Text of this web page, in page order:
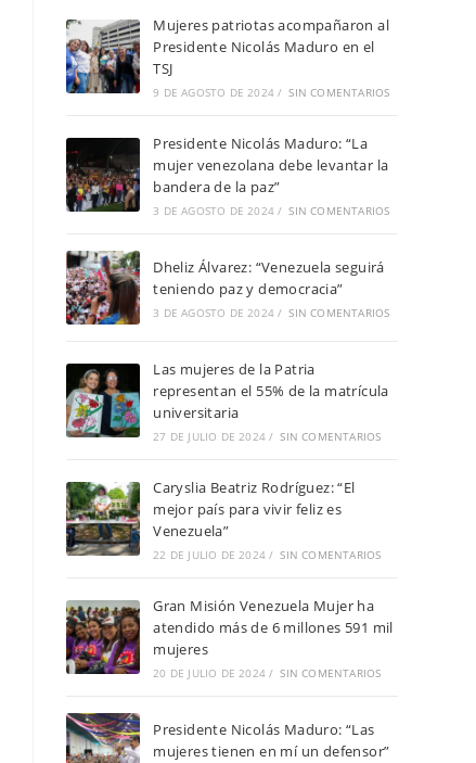
Mujeres patriotas acompañaron al
Presidente Nicolás Maduro en el
TSJ
9 DE AGOSTO DE 2024 / SIN COMENTARIOS
Presidente Nicolás Maduro: “La
mujer venezolana debe levantar la
bandera de la paz”
3 DE AGOSTO DE 2024 / SIN COMENTARIOS
Dheliz Álvarez: “Venezuela seguirá
teniendo paz y democracia”
3 DE AGOSTO DE 2024 / SIN COMENTARIOS
Las mujeres de la Patria
representan el 55% de la matrícula
universitaria
27 DE JULIO DE 2024 / SIN COMENTARIOS
Caryslia Beatriz Rodríguez: “El
mejor país para vivir feliz es
Venezuela”
22 DE JULIO DE 2024 / SIN COMENTARIOS
Gran Misión Venezuela Mujer ha
atendido más de 6 millones 591 mil
mujeres
20 DE JULIO DE 2024 / SIN COMENTARIOS
Presidente Nicolás Maduro: “Las
mujeres tienen en mí un defensor”